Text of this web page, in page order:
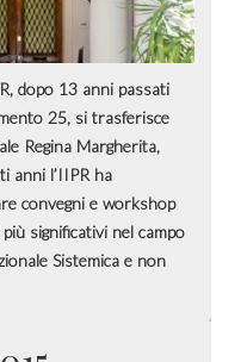
dopo 13 anni passati
25, si trasferisce
Regina Margherita,
anni l’IIPR ha
convegni e workshop
significativi nel campo
Sistemica e non